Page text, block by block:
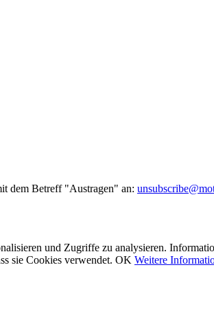
dem Betreff "Austragen" an:
und Zugriffe zu analysieren.
sie Cookies verwendet. OK Weitere